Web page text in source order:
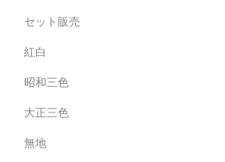
セット販売
紅白
昭和三色
大正三色
無地